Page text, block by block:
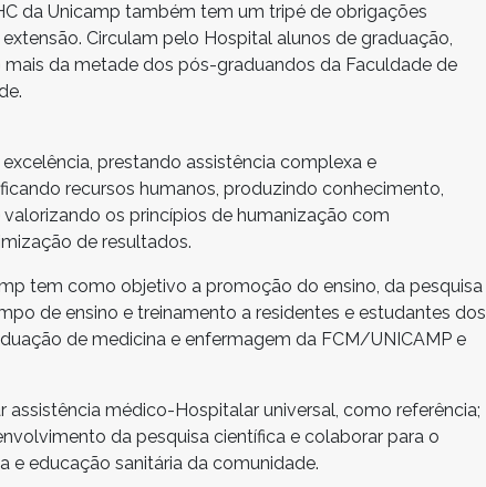
da Unicamp também tem um tripé de obrigações
Circulam pelo Hospital alunos de graduação,
da metade dos pós-graduandos da Faculdade de
prestando assistência complexa e
recursos humanos, produzindo conhecimento,
os princípios de humanização com
de resultados.
tem como objetivo a promoção do ensino, da pesquisa
de ensino e treinamento a residentes e estudantes dos
de medicina e enfermagem da FCM/UNICAMP e
assistência médico-Hospitalar universal, como referência;
da pesquisa científica e colaborar para o
e educação sanitária da comunidade.